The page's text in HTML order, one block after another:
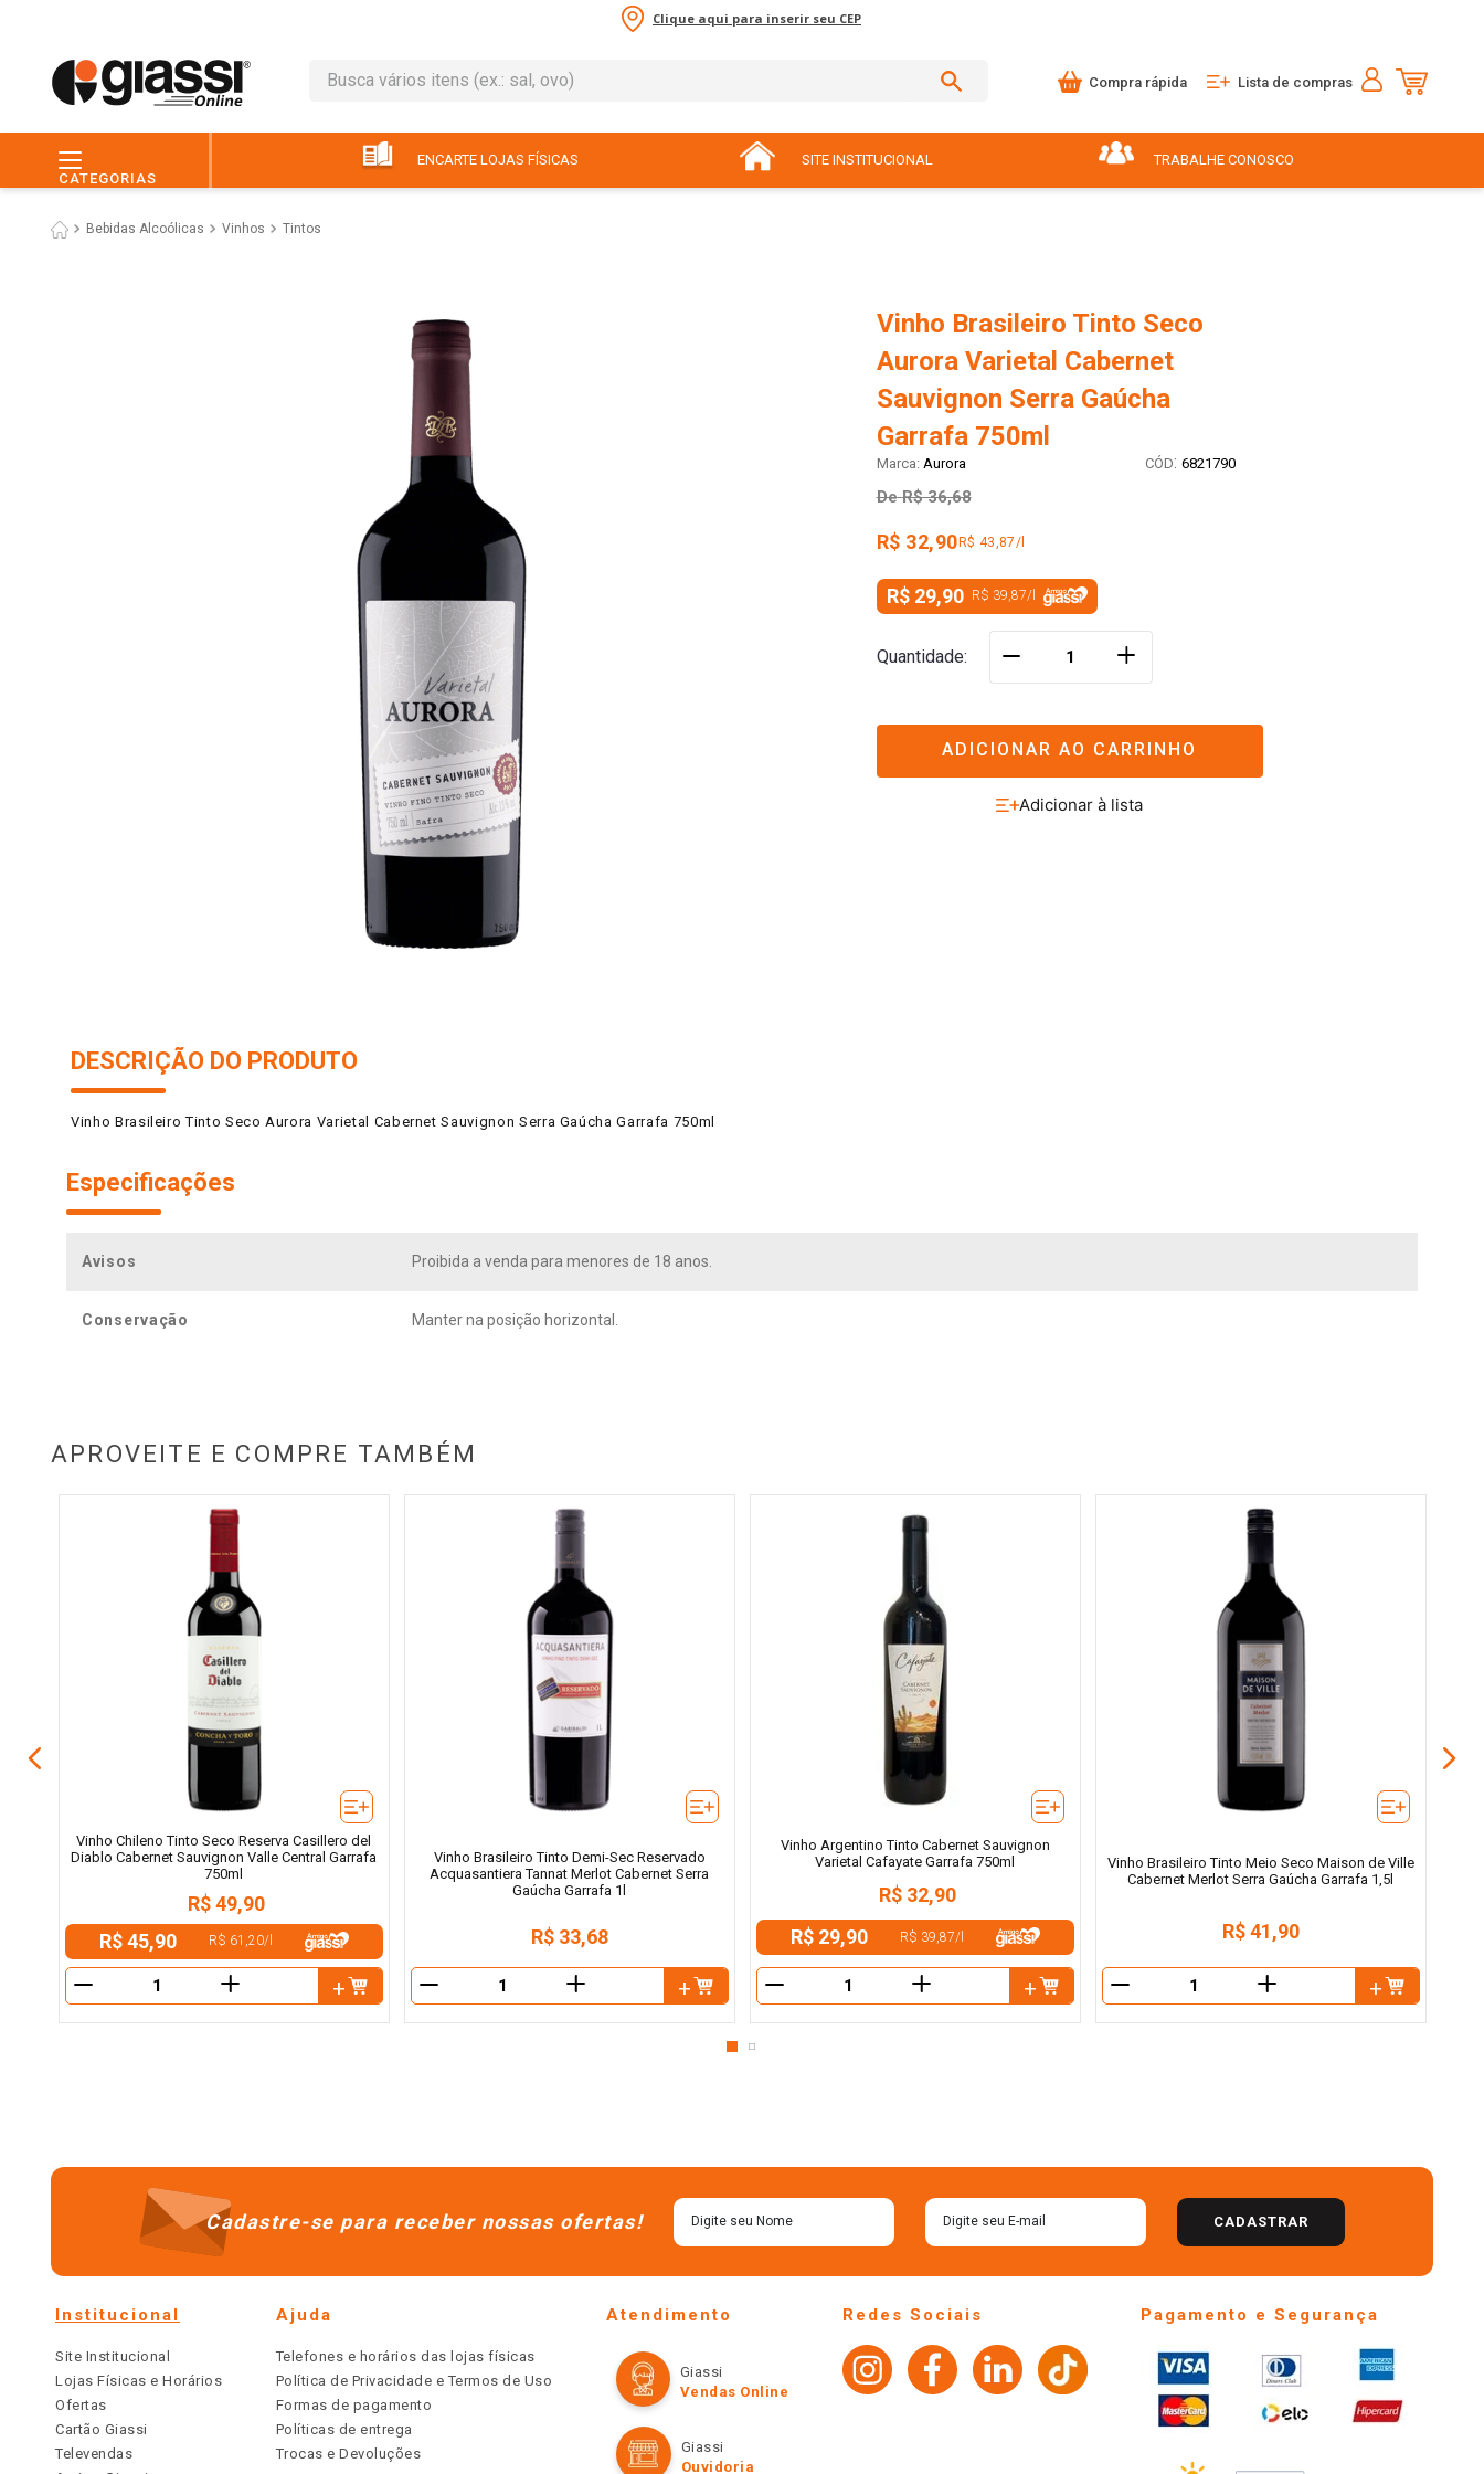
Clique aqui para inserir seu CEP
Busca vários itens (ex.: sal, ovo)
Compra rápida Lista de compras
CATEGORIAS
ENCARTE LOJAS FÍSICAS SITE INSTITUCIONAL TRABALHE CONOSCO
Bebidas Alcoólicas Vinhos Tintos
Vinho Brasileiro Tinto Seco
Aurora Varietal Cabernet
Sauvignon Serra Gaúcha
Garrafa 750ml
Aurora : 6821790
De R$ 36,68
R$ 32,90R$ 43,87/l
R$ 29,90 R$ 39,87/l
Quantidade ＋
ADICIONAR AO CARRINHO
DESCRIÇÃO DO PRODUTO
Vinho Brasileiro Tinto Seco Aurora Varietal Cabernet Sauvignon Serra Gaúcha Garrafa 750ml
Especificações
Avisos Proibida a venda para menores de 18 anos.
Conservação Manter na posição horizontal.
APROVEITE E COMPRE TAMBÉM
Vinho Chileno Tinto Seco Reserva Casillero del
Diablo Cabernet Sauvignon Valle Central Garrafa
750ml
R$ 49,90
R$ 45,90
R$ 61,20/l
＋
Vinho Brasileiro Tinto Demi-Sec Reservado
Acquasantiera Tannat Merlot Cabernet Serra
Gaúcha Garrafa 1l
R$ 33,68
＋
Vinho Argentino Tinto Cabernet Sauvignon
Varietal Cafayate Garrafa 750ml
R$ 32,90
R$ 29,90
R$ 39,87/l
＋
Vinho Brasileiro Tinto Meio Seco Maison de Ville
Cabernet Merlot Serra Gaúcha Garrafa 1,5l
R$ 41,90
＋
Cadastre-se para receber nossas ofertas! CADASTRAR
Institucional
Site Institucional
Lojas Físicas e Horários
Ofertas
Cartão Giassi
Televendas
Ajuda
Telefones e horários das lojas físicas
Política de Privacidade e Termos de Uso
Formas de pagamento
Políticas de entrega
Trocas e Devoluções
Atendimento
Giassi
Vendas Online
Giassi
Ouvidoria
Redes Sociais Pagamento e Segurança
leite
macarrão
iogurte
arroz